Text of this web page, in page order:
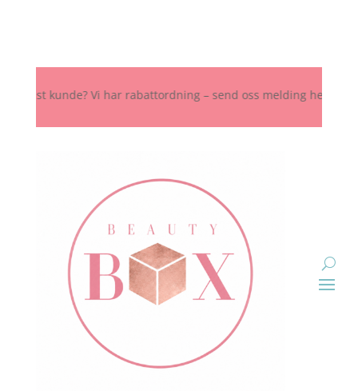
kunde? Vi har rabattordning – send oss melding her, på